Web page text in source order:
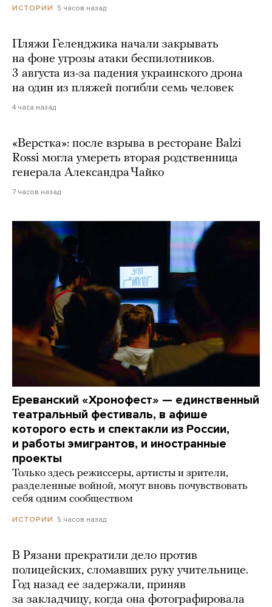
ИСТОРИИ 5 часов назад
Пляжи Геленджика начали закрывать
на фоне угрозы атаки беспилотников.
3 августа из-за падения украинского дрона
на один из пляжей погибли семь человек
4 часа назад
«Верстка»: после взрыва в ресторане Balzi
Rossi могла умереть вторая родственница
генерала Александра Чайко
7 часов назад
Ереванский «Хронофест» — единственный
театральный фестиваль, в афише
которого есть и спектакли из России,
и работы эмигрантов, и иностранные
проекты
Только здесь режиссеры, артисты и зрители,
разделенные войной, могут вновь почувствовать
себя одним сообществом
ИСТОРИИ 5 часов назад
В Рязани прекратили дело против
полицейских, сломавших руку учительнице.
Год назад ее задержали, приняв
за закладчицу, когда она фотографировала